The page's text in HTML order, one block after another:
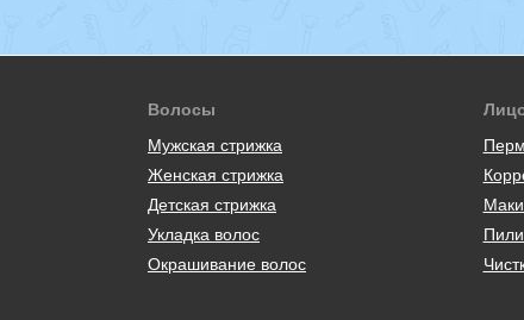
Волосы
Мужская стрижка
Женская стрижка
Детская стрижка
Укладка волос
Окрашивание волос